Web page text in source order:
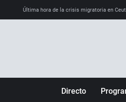
Última hora de la crisis migratoria en
Directo